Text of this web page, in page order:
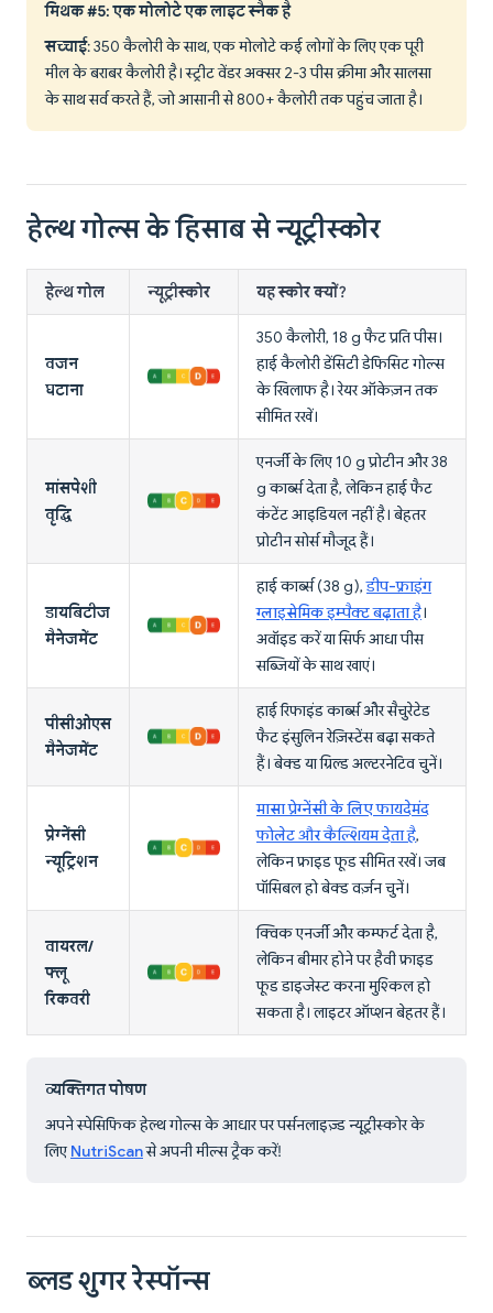
मिथक #5: एक मोलोटे एक लाइट स्नैक है
सच्चाई: 350 कैलोरी के साथ, एक मोलोटे कई लोगों के लिए एक पूरी
मील के बराबर कैलोरी है। स्ट्रीट वेंडर अक्सर 2-3 पीस क्रीमा और सालसा
के साथ सर्व करते हैं, जो आसानी से 800+ कैलोरी तक पहुंच जाता है।
हेल्थ गोल्स के हिसाब से न्यूट्रीस्कोर
हेल्थ गोल न्यूट्रीस्कोर यह स्कोर क्यों?
वजन
घटाना
350 कैलोरी, 18 g फैट प्रति पीस।
हाई कैलोरी डेंसिटी डेफिसिट गोल्स
के खिलाफ है। रेयर ऑकेज़न तक
सीमित रखें।
मांसपेशी
वृद्धि
एनर्जी के लिए 10 g प्रोटीन और 38
g कार्ब्स देता है, लेकिन हाई फैट
कंटेंट आइडियल नहीं है। बेहतर
प्रोटीन सोर्स मौजूद हैं।
डायबिटीज
मैनेजमेंट
हाई कार्ब्स (38 g),डीप-फ्राइंग
ग्लाइसेमिक इम्पैक्ट बढ़ाता है।
अवॉइड करें या सिर्फ आधा पीस
सब्जियों के साथ खाएं।
पीसीओएस
मैनेजमेंट
हाई रिफाइंड कार्ब्स और सैचुरेटेड
फैट इंसुलिन रेज़िस्टेंस बढ़ा सकते
हैं। बेक्ड या ग्रिल्ड अल्टरनेटिव चुनें।
प्रेग्नेंसी
न्यूट्रिशन
मासा प्रेग्नेंसी के लिए फायदेमंद
फोलेट और कैल्शियम देता है,
लेकिन फ्राइड फूड सीमित रखें। जब
पॉसिबल हो बेक्ड वर्ज़न चुनें।
वायरल/
फ्लू
रिकवरी
क्विक एनर्जी और कम्फर्ट देता है,
लेकिन बीमार होने पर हैवी फ्राइड
फूड डाइजेस्ट करना मुश्किल हो
सकता है। लाइटर ऑप्शन बेहतर हैं।
व्यक्तिगत पोषण
अपने स्पेसिफिक हेल्थ गोल्स के आधार पर पर्सनलाइज़्ड न्यूट्रीस्कोर के
लिए NutriScanसे अपनी मील्स ट्रैक करें!
ब्लड शुगर रेस्पॉन्स